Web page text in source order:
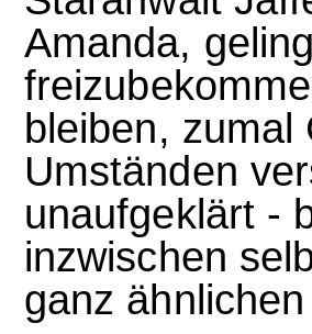
Amanda,
bleiben, zumal
Umständen
unaufgeklärt -
inzwischen
ganz